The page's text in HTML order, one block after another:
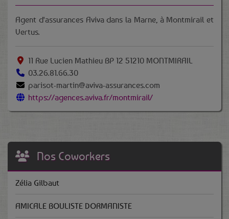
Agent d'assurances Aviva dans la Marne, à Montmirail et
Vertus.
11 Rue Lucien Mathieu BP 12 51210 MONTMIRAIL
03.26.81.66.30
parisot-martin@aviva-assurances.com
https://agences.aviva.fr/montmirail/
Nos Coworkers
Zélia Gilbaut
AMICALE BOULISTE DORMANISTE